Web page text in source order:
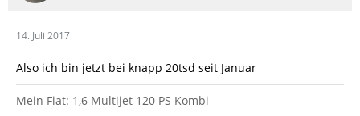
14. Juli 2017
Also ich bin jetzt bei knapp 20tsd seit Januar
Mein Fiat: 1,6 Multijet 120 PS Kombi